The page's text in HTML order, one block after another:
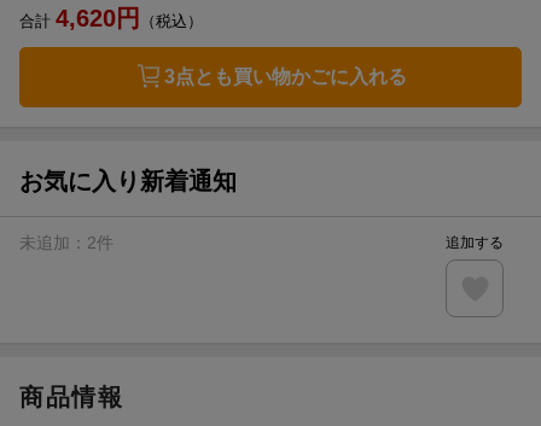
合計 4,620円 （税込）
3点とも買い物かごに入れる
お気に入り新着通知
未追加： 2件 追加する
商品情報